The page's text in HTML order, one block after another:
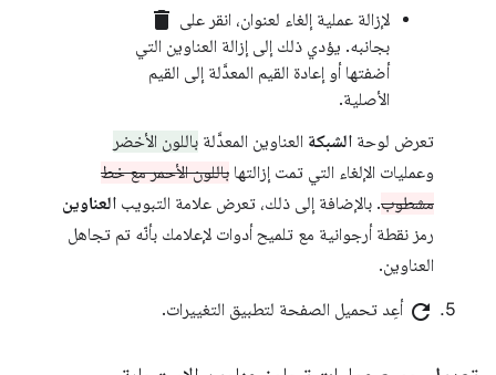
لإزالة عملية إلغاء لعنوان، انقر على delete
بجانبه. يؤدي ذلك إلى إزالة العناوين التي
أضفتها أو إعادة القيم المعدَّلة إلى القيم
الأصلية.
تعرض لوحة الشبكة العناوين المعدَّلة باللون الأخضر
وعمليات الإلغاء التي تمت إزالتها باللون الأحمر مع خط
مشطوب. بالإضافة إلى ذلك، تعرض علامة التبويب العناوين
رمز نقطة أرجوانية مع تلميح أدوات لإعلامك بأنّه تم تجاهل
العناوين.
refresh أعِد تحميل الصفحة لتطبيق التغييرات.